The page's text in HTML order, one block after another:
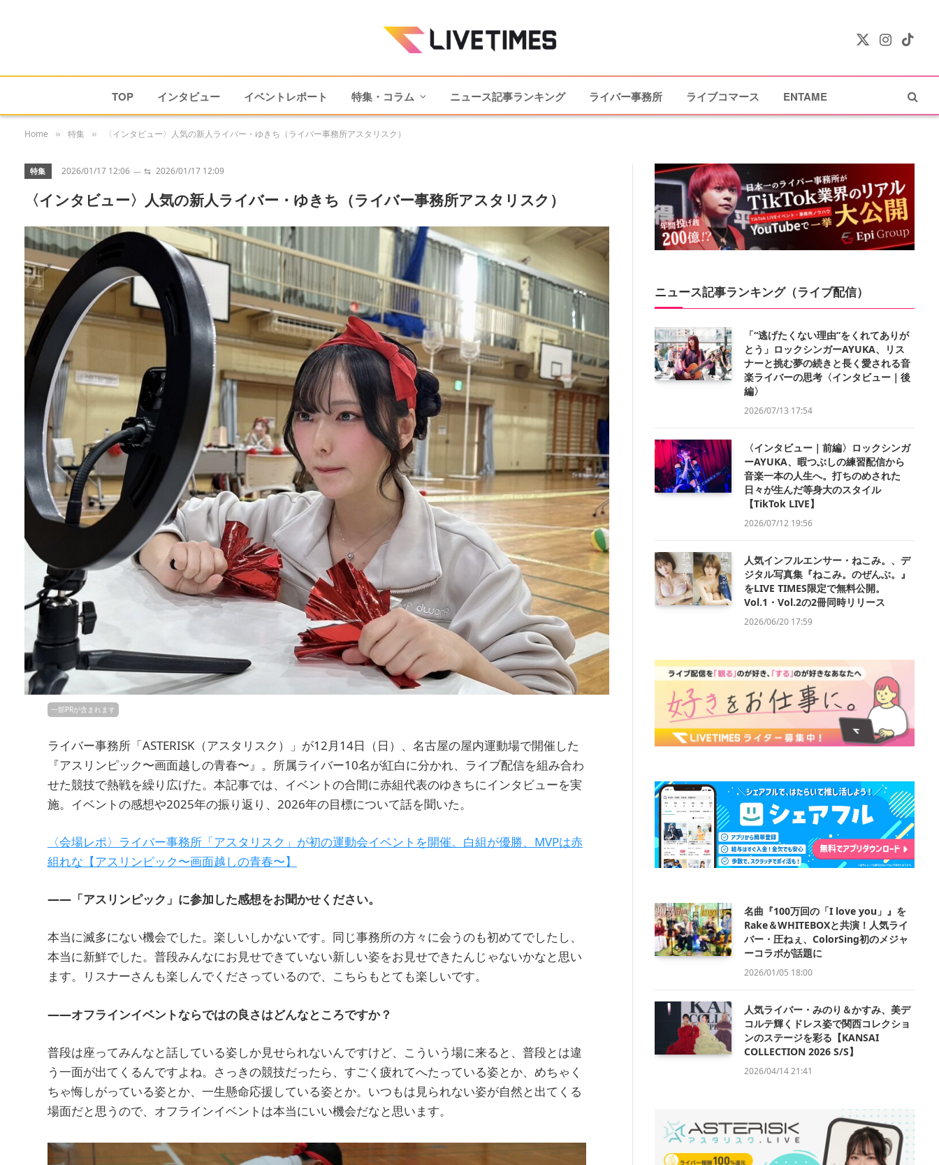
X
Instagram
TikTok
TOP インタビュー イベントレポート 特集・コラム ニュース記事ランキング ライバー事務所 ライブコマース ENTAME
Home » 特集 » 〈インタビュー〉人気の新人ライバー・ゆきち（ライバー事務所アスタリスク）
特集 2026/01/17 12:06 ⇆ 2026/01/17 12:09
〈インタビュー〉人気の新人ライバー・ゆきち（ライバー事務所アスタリスク）
一部PRが含まれます
ライバー事務所「ASTERISK（アスタリスク）」が12月14日（日）、名古屋の屋内運動場で開催した
『アスリンピック〜画面越しの青春〜』。所属ライバー10名が紅白に分かれ、ライブ配信を組み合わ
せた競技で熱戦を繰り広げた。本記事では、イベントの合間に赤組代表のゆきちにインタビューを実
施。イベントの感想や2025年の振り返り、2026年の目標について話を聞いた。
〈会場レポ〉ライバー事務所「アスタリスク」が初の運動会イベントを開催。白組が優勝、MVPは赤
組れな【アスリンピック〜画面越しの青春〜】
――「アスリンピック」に参加した感想をお聞かせください。
本当に滅多にない機会でした。楽しいしかないです。同じ事務所の方々に会うのも初めてでしたし、
本当に新鮮でした。普段みんなにお見せできていない新しい姿をお見せできたんじゃないかなと思い
ます。リスナーさんも楽しんでくださっているので、こちらもとても楽しいです。
――オフラインイベントならではの良さはどんなところですか？
普段は座ってみんなと話している姿しか見せられないんですけど、こういう場に来ると、普段とは違
う一面が出てくるんですよね。さっきの競技だったら、すごく疲れてへたっている姿とか、めちゃく
ちゃ悔しがっている姿とか、一生懸命応援している姿とか。いつもは見られない姿が自然と出てくる
場面だと思うので、オフラインイベントは本当にいい機会だなと思います。
ニュース記事ランキング（ライブ配信）
「“逃げたくない理由”をくれてありが
とう」ロックシンガーAYUKA、リス
ナーと挑む夢の続きと長く愛される音
楽ライバーの思考〈インタビュー｜後
編〉
2026/07/13 17:54
〈インタビュー｜前編〉ロックシンガ
ーAYUKA、暇つぶしの練習配信から
音楽一本の人生へ。打ちのめされた
日々が生んだ等身大のスタイル
【TikTok LIVE】
2026/07/12 19:56
人気インフルエンサー・ねこみ。、デ
ジタル写真集『ねこみ。のぜんぶ。』
をLIVE TIMES限定で無料公開。
Vol.1・Vol.2の2冊同時リリース
2026/06/20 17:59
名曲『100万回の「I love you」』を
Rake＆WHITEBOXと共演！人気ライ
バー・圧ねぇ、ColorSing初のメジャ
ーコラボが話題に
2026/01/05 18:00
人気ライバー・みのり＆かすみ、美デ
コルテ輝くドレス姿で関西コレクショ
ンのステージを彩る【KANSAI
COLLECTION 2026 S/S】
2026/04/14 21:41